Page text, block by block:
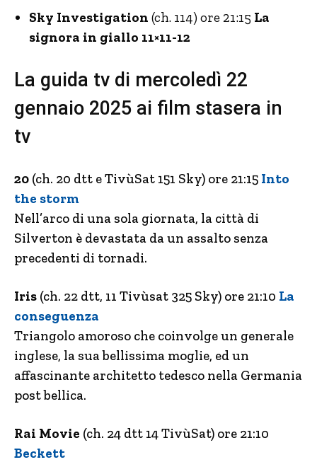
Sky Investigation (ch. 114) ore 21:15 La
signora in giallo 11×11-12
La guida tv di mercoledì 22
gennaio 2025 ai film stasera in
tv
20 (ch. 20 dtt e TivùSat 151 Sky) ore 21:15 Into
the storm
Nell’arco di una sola giornata, la città di
Silverton è devastata da un assalto senza
precedenti di tornadi.
Iris (ch. 22 dtt, 11 Tivùsat 325 Sky) ore 21:10 La
conseguenza
Triangolo amoroso che coinvolge un generale
inglese, la sua bellissima moglie, ed un
affascinante architetto tedesco nella Germania
post bellica.
Rai Movie (ch. 24 dtt 14 TivùSat) ore 21:10
Beckett